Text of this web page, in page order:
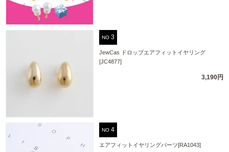
NO
JewCas ドロップエアフィットイヤリング
[JC4877]
3,190円
NO
エアフィットイヤリングパーツ[RA1043]